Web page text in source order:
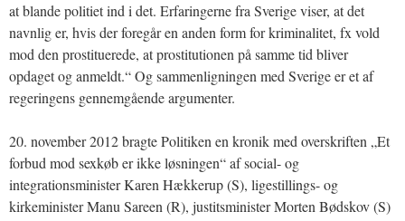
at blande politiet ind i det. Erfaringerne fra Sverige viser, at det
navnlig er, hvis der foregår en anden form for kriminalitet, fx vold
mod den prostituerede, at prostitutionen på samme tid bliver
opdaget og anmeldt.“ Og sammenligningen med Sverige er et af
regeringens gennemgående argumenter.
20. november 2012 bragte Politiken en kronik med overskriften „Et
forbud mod sexkøb er ikke løsningen“ af social- og
integrationsminister Karen Hækkerup (S), ligestillings- og
kirkeminister Manu Sareen (R), justitsminister Morten Bødskov (S)